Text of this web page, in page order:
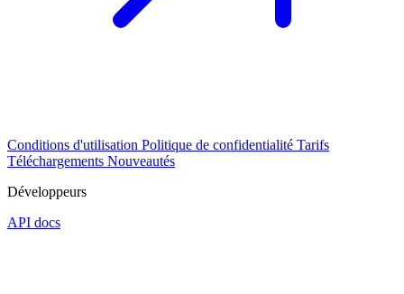
Conditions d'utilisation Politique de confidentialité Tarifs
Téléchargements Nouveautés
Développeurs
API docs